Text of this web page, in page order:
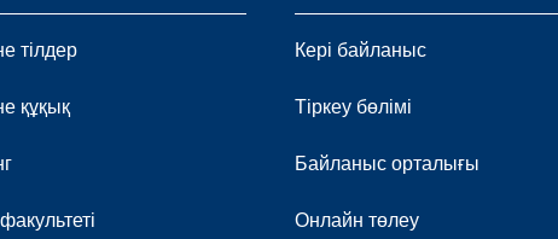
тілдер
құқық
Кері байланыс
Тіркеу бөлімі
Байланыс орталығы
Онлайн төлеу